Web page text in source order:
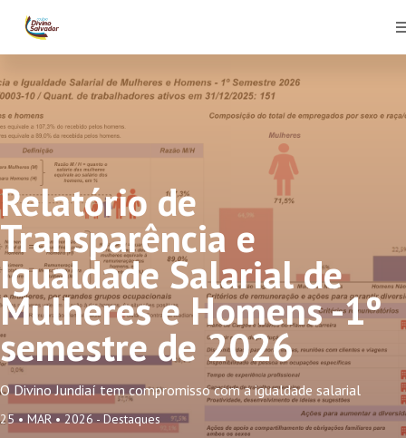
Relatório de
Transparência e
Igualdade Salarial de
Mulheres e Homens -1º
semestre de 2026
O Divino Jundiaí tem compromisso com a igualdade salarial
25 • MAR • 2026 -Destaques